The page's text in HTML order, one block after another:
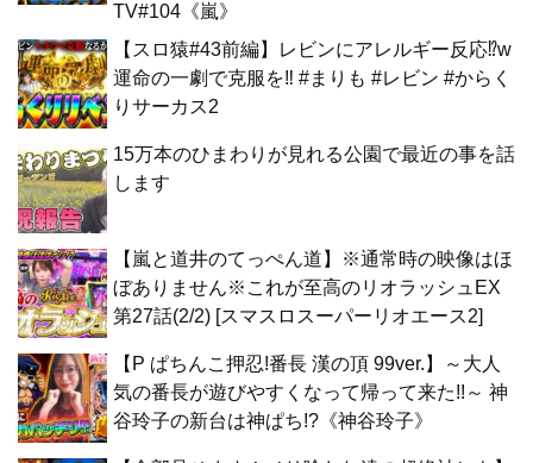
TV#104《嵐》
【スロ猿#43前編】レビンにアレルギー反応⁉w
運命の一劇で克服を‼ #まりも #レビン #からく
りサーカス2
15万本のひまわりが見れる公園で最近の事を話
します
【嵐と道井のてっぺん道】※通常時の映像はほ
ぼありません※これが至高のリオラッシュEX
第27話(2/2) [スマスロスーパーリオエース2]
【P ぱちんこ押忍!番長 漢の頂 99ver.】～大人
気の番長が遊びやすくなって帰って来た!!～ 神
谷玲子の新台は神ぱち!?《神谷玲子》